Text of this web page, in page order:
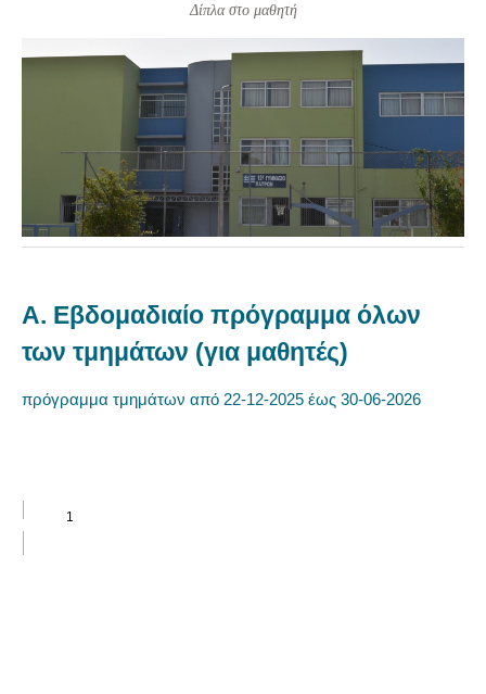
Δίπλα στο μαθητή
A. Εβδομαδιαίο πρόγραμμα όλων
των τμημάτων (για μαθητές)
πρόγραμμα τμημάτων από 22-12-2025 έως 30-06-2026